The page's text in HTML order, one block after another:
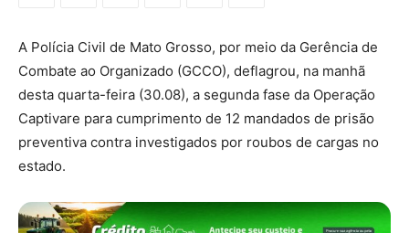
A Polícia Civil de Mato Grosso, por meio da Gerência de
Combate ao Organizado (GCCO), deflagrou, na manhã
desta quarta-feira (30.08), a segunda fase da Operação
Captivare para cumprimento de 12 mandados de prisão
preventiva contra investigados por roubos de cargas no
estado.